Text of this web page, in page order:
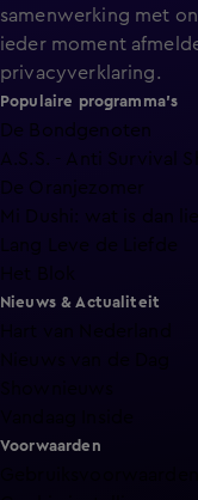
samenwerking met
ieder moment
privacyverklaring.
Populaire programma's
De Bondgenoten
A.S.S. - Anti Survival
De Oranjezomer
Mi Dushi: wat is dan
Lang Leve de Liefde
Het Blok
Nieuws & Actualiteit
Voorwaarden